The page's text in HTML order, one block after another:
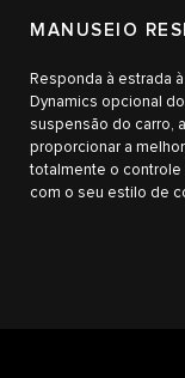
MANUSEIO
Responda à estrada
Dynamics opcional
suspensão do carro,
proporcionar a
totalmente o controle
com o seu estilo de